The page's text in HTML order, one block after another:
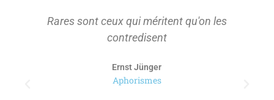
On ne s'approprie que ce qu'on a d'abord
tenu à distance pour le considérer.
Paul Ricoeur